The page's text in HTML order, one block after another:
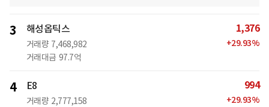
3 해성옵틱스
거래량 7,468,982
거래대금 97.7억
1,376
+29.93%
4 E8
거래량 2,777,158
994
+29.93%